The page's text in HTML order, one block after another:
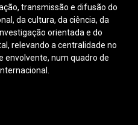
transmissão e difusão do
da cultura, da ciência, da
orientada e do
relevando a centralidade no
envolvente, num quadro de